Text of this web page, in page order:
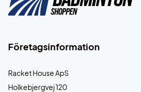
Företagsinformation
Racket House ApS
Holkebjergvej 120